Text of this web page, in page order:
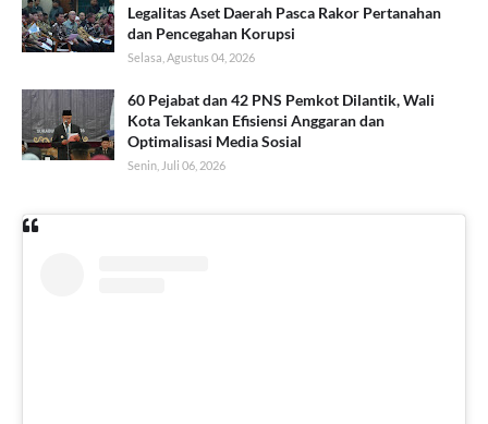
Legalitas Aset Daerah Pasca Rakor Pertanahan
dan Pencegahan Korupsi
Selasa, Agustus 04, 2026
60 Pejabat dan 42 PNS Pemkot Dilantik, Wali
Kota Tekankan Efisiensi Anggaran dan
Optimalisasi Media Sosial
Senin, Juli 06, 2026